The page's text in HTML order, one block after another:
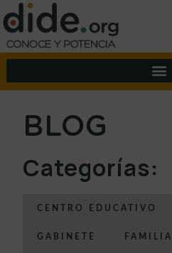
BLOG
Categorías:
CENTRO EDUCATIVO
GABINETE FAMILIA